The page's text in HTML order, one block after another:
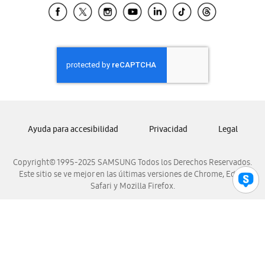
Samsung El Salvador
Samsung Honduras
Samsung Nicaragua
Samsung Panamá
Samsung Venezuela
Copyright© 1995-2025 SAMSUNG Todos los Derechos Reservados.
Este sitio se ve mejor en las últimas versiones de Chrome, Edge,
Safari y Mozilla Firefox.
Ayuda para accesibilidad Privacidad Legal